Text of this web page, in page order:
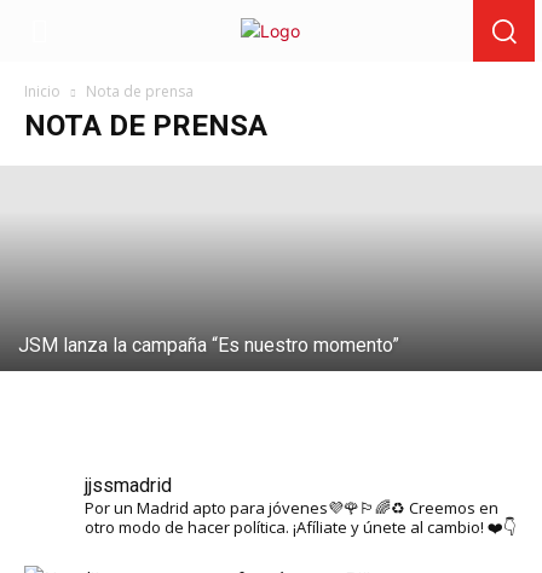
Inicio Nota de prensa
NOTA DE PRENSA
JSE y JSM salen a la calle el domingo
para denunciar que “los ricos y el PP” se
forran cuando suben los alquileres
11 de octubre de 2024
JSM lanza la campaña “Es nuestro momento”
jjssmadrid
Por un Madrid apto para jóvenes💜🌹🏳️‍🌈♻️ Creemos en
otro modo de hacer política. ¡Afíliate y únete al cambio! ❤️👇